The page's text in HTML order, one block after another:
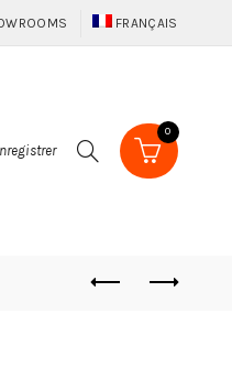
FRANÇAIS
0